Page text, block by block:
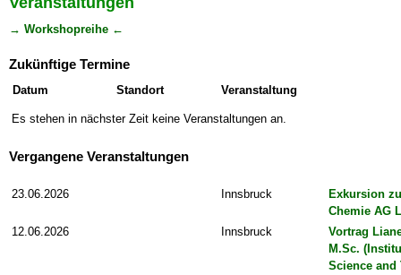
→ Workshopreihe ←
Zukünftige Termine
Datum Standort Veranstaltung
Es stehen in nächster Zeit keine Veranstaltungen an.
Vergangene Veranstaltungen
23.06.2026 Innsbruck
Exkursion
Chemie AG
12.06.2026
Innsbruck
Vortrag
M.Sc.
Science and